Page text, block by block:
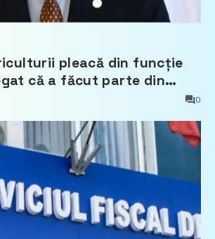
pleacă din funcție
că a făcut parte din
0